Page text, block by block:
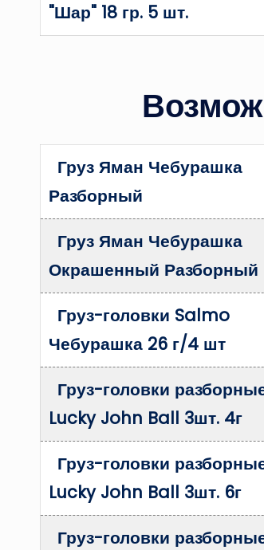
"Шар" 18 гр. 5 шт.
Груз Яман Чебурашка
Разборный
Груз Яман Чебурашка
Окрашенный Разборный
Груз-головки Salmo
Чебурашка 26 г/4 шт
Груз-головки
Lucky John Ball 3шт. 4г
Груз-головки
Lucky John Ball 3шт. 6г
Груз-головки